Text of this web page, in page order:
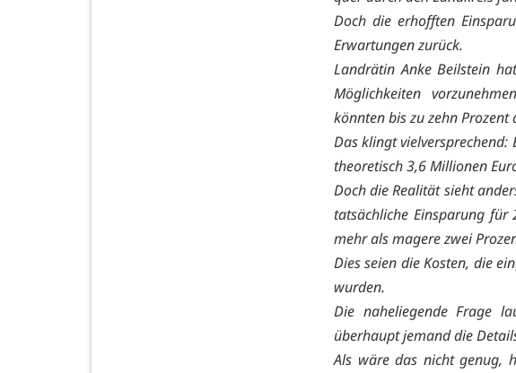
Doch die erhofften
Erwartungen zurück.
Landrätin Anke Beilstein
Möglichkeiten
könnten bis zu zehn Prozent
Das klingt
theoretisch 3,6 Millionen
Doch die Realität sieht
tatsächliche Einsparung
mehr als magere zwei
Dies seien die Kosten, die
wurden.
Die naheliegende Frage
überhaupt jemand die
Als wäre das nicht genug,